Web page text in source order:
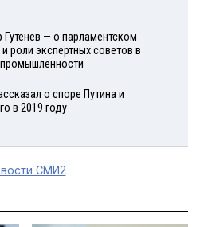
Гутенев — о парламентском
роли экспертных советов в
о споре Путина и
в 2019 году
СМИ2